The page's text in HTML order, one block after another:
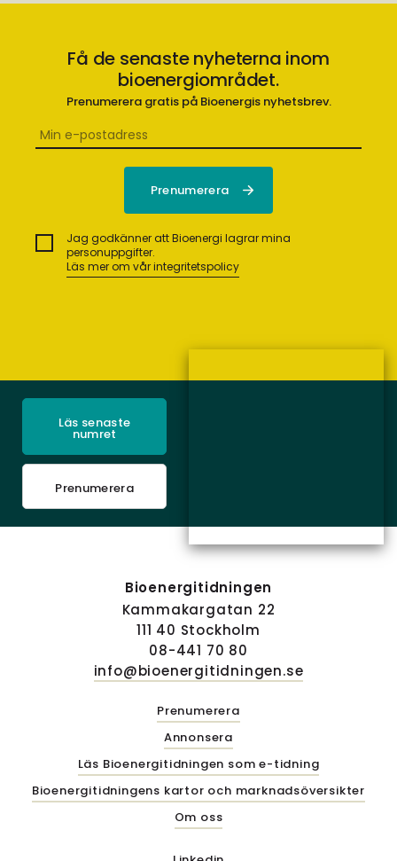
Få de senaste nyheterna inom
bioenergiområdet.
Prenumerera gratis på Bioenergis nyhetsbrev.
Jag godkänner att Bioenergi lagrar mina
personuppgifter.
Läs mer om vår integritetspolicy
Läs senaste
numret
Prenumerera
Bioenergitidningen
Kammakargatan 22
111 40 Stockholm
08-441 70 80
info@bioenergitidningen.se
Prenumerera
Annonsera
Läs Bioenergitidningen som e-tidning
Bioenergitidningens kartor och marknadsöversikter
Om oss